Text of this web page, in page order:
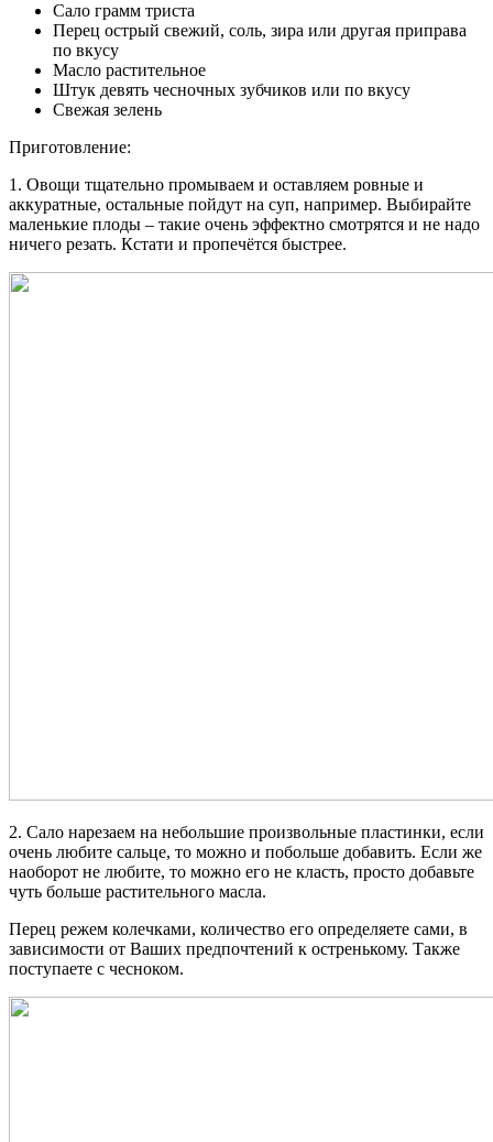
Сало грамм триста
Перец острый свежий, соль, зира или другая приправа
по вкусу
Масло растительное
Штук девять чесночных зубчиков или по вкусу
Свежая зелень
Приготовление:
1. Овощи тщательно промываем и оставляем ровные и
аккуратные, остальные пойдут на суп, например. Выбирайте
маленькие плоды – такие очень эффектно смотрятся и не надо
ничего резать. Кстати и пропечётся быстрее.
2. Сало нарезаем на небольшие произвольные пластинки, если
очень любите сальце, то можно и побольше добавить. Если же
наоборот не любите, то можно его не класть, просто добавьте
чуть больше растительного масла.
Перец режем колечками, количество его определяете сами, в
зависимости от Ваших предпочтений к остренькому. Также
поступаете с чесноком.